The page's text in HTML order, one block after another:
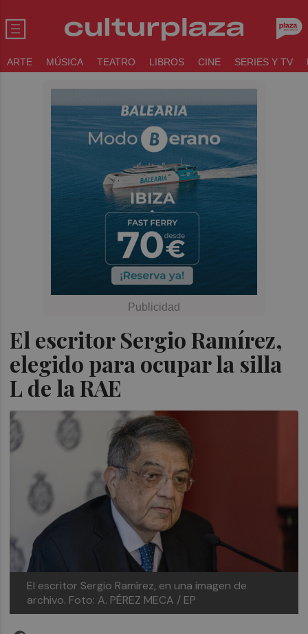
ARTE MÚSICA TEATRO LIBROS CINE SERIES Y TV
El escritor Sergio Ramírez,
elegido para ocupar la silla
L de la RAE
El escritor Sergio Ramírez, en una imagen de
archivo. Foto: A. PÉREZ MECA / EP